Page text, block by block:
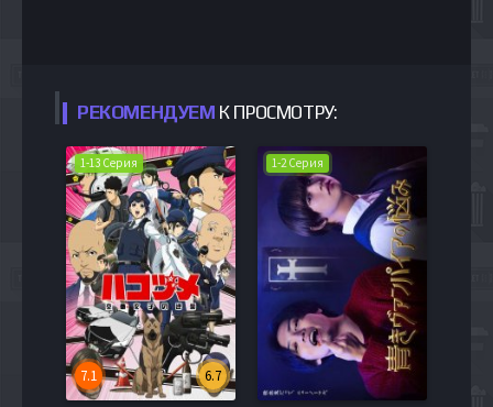
РЕКОМЕНДУЕМ К ПРОСМОТРУ:
1-13 Серия
6.7
7.1
1-2 Серия